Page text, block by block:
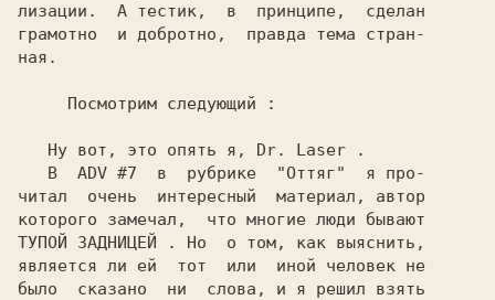
лизации.  А тестик,  в  принципе,  сделан
грамотно  и добротно,  правда тема стран-
ная.
   Ну вот, это опять я,
Dr. Laser
.
   В
ADV #7 в  рубрике "Оттяг" я про-
читал  очень  интересный  материал, автор
которого замечал,  что многие люди бывают
ТУПОЙ ЗАДНИЦЕЙ . Но  о том, как выяснить,
является ли ей  тот  или  иной человек не
было  сказано  ни  слова, и я решил взять